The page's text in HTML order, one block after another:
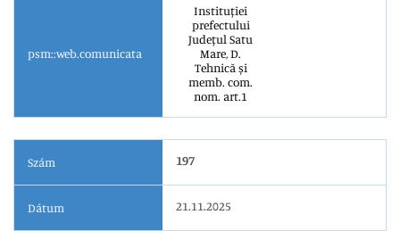
psm::web.comunicata
Instituției
prefectului
Județul Satu
Mare, D.
Tehnică și
memb. com.
nom. art.1
Szám 197
Dátum 21.11.2025